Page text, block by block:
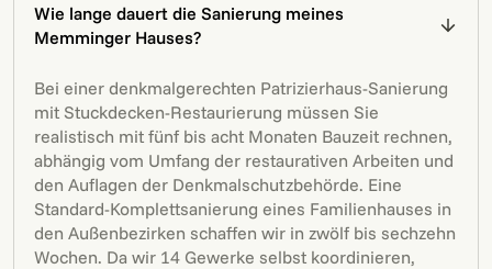
Wie lange dauert die Sanierung meines
Memminger Hauses?
Bei einer denkmalgerechten Patrizierhaus-Sanierung
mit Stuckdecken-Restaurierung müssen Sie
realistisch mit fünf bis acht Monaten Bauzeit rechnen,
abhängig vom Umfang der restaurativen Arbeiten und
den Auflagen der Denkmalschutzbehörde. Eine
Standard-Komplettsanierung eines Familienhauses in
den Außenbezirken schaffen wir in zwölf bis sechzehn
Wochen. Da wir 14 Gewerke selbst koordinieren,